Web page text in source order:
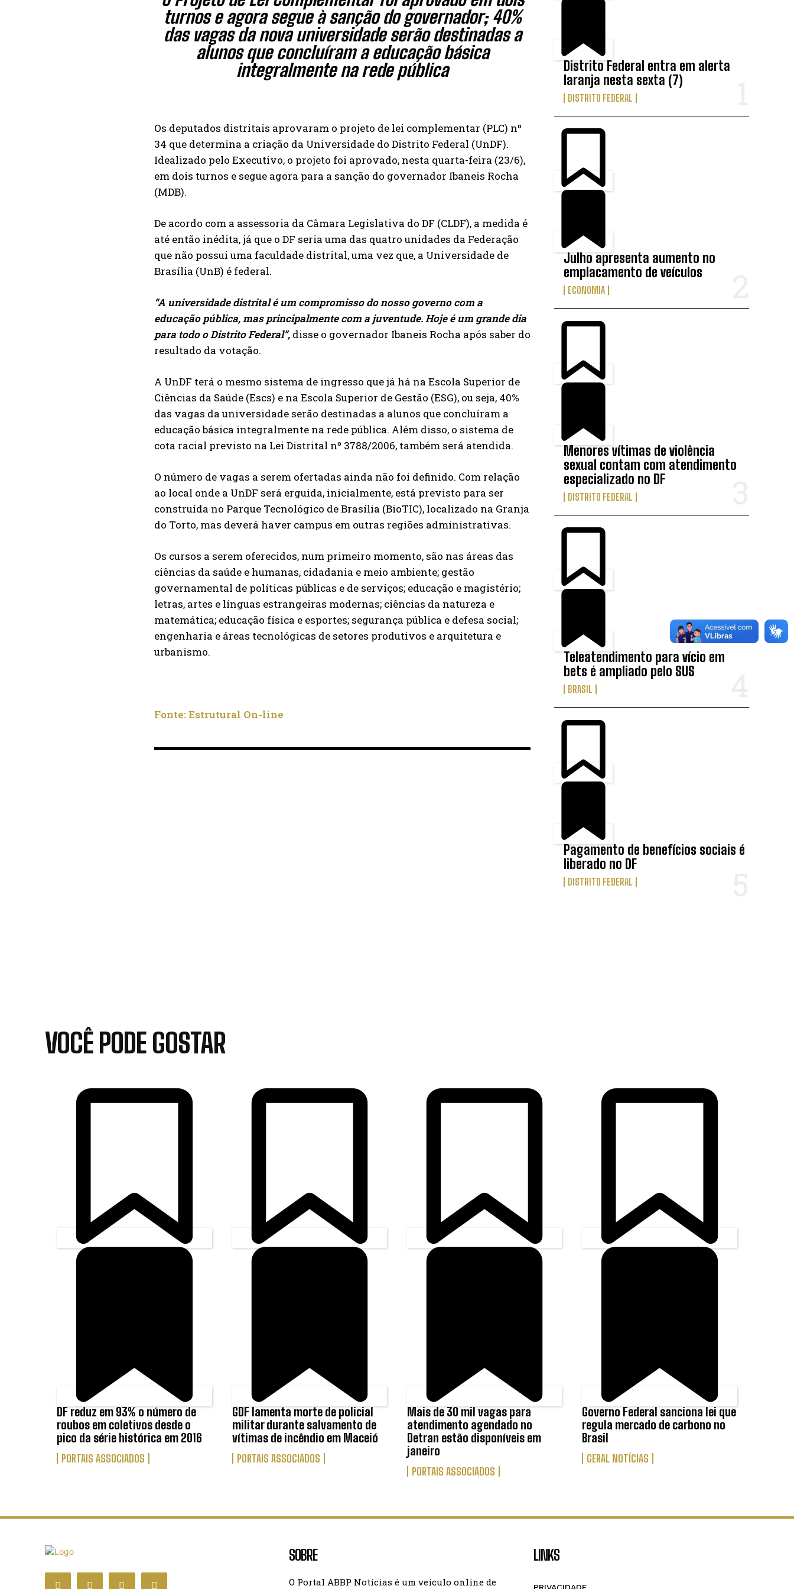
turnos e agora segue à sanção do governador; 40%
das vagas da nova universidade serão destinadas a
alunos que concluíram a educação básica
integralmente na rede pública
Os deputados distritais aprovaram o projeto de lei complementar (PLC) nº
34 que determina a criação da Universidade do Distrito Federal (UnDF).
Idealizado pelo Executivo, o projeto foi aprovado, nesta quarta-feira (23/6),
em dois turnos e segue agora para a sanção do governador Ibaneis Rocha
(MDB).
De acordo com a assessoria da Câmara Legislativa do DF (CLDF), a medida é
até então inédita, já que o DF seria uma das quatro unidades da Federação
que não possui uma faculdade distrital, uma vez que, a Universidade de
Brasília (UnB) é federal.
“A universidade distrital é um compromisso do nosso governo com a
educação pública, mas principalmente com a juventude. Hoje é um grande dia
para todo o Distrito Federal”, disse o governador Ibaneis Rocha após saber do
resultado da votação.
A UnDF terá o mesmo sistema de ingresso que já há na Escola Superior de
Ciências da Saúde (Escs) e na Escola Superior de Gestão (ESG), ou seja, 40%
das vagas da universidade serão destinadas a alunos que concluíram a
educação básica integralmente na rede pública. Além disso, o sistema de
cota racial previsto na Lei Distrital nº 3788/2006, também será atendida.
O número de vagas a serem ofertadas ainda não foi definido. Com relação
ao local onde a UnDF será erguida, inicialmente, está previsto para ser
construída no Parque Tecnológico de Brasília (BioTIC), localizado na Granja
do Torto, mas deverá haver campus em outras regiões administrativas.
Os cursos a serem oferecidos, num primeiro momento, são nas áreas das
ciências da saúde e humanas, cidadania e meio ambiente; gestão
governamental de políticas públicas e de serviços; educação e magistério;
letras, artes e línguas estrangeiras modernas; ciências da natureza e
matemática; educação física e esportes; segurança pública e defesa social;
engenharia e áreas tecnológicas de setores produtivos e arquitetura e
urbanismo.
Fonte: Estrutural On-line
Distrito Federal entra em alerta
laranja nesta sexta (7)
DISTRITO FEDERAL
Julho apresenta aumento no
emplacamento de veículos
ECONOMIA
Menores vítimas de violência
sexual contam com atendimento
especializado no DF
DISTRITO FEDERAL
Teleatendimento para vício em
bets é ampliado pelo SUS
BRASIL
Pagamento de benefícios sociais é
liberado no DF
DISTRITO FEDERAL
VOCÊ PODE GOSTAR
DF reduz em 93% o número de
roubos em coletivos desde o
pico da série histórica em 2016
PORTAIS ASSOCIADOS
GDF lamenta morte de policial
militar durante salvamento de
vítimas de incêndio em Maceió
PORTAIS ASSOCIADOS
Mais de 30 mil vagas para
atendimento agendado no
Detran estão disponíveis em
janeiro
PORTAIS ASSOCIADOS
Governo Federal sanciona lei que
regula mercado de carbono no
Brasil
GERAL NOTÍCIAS
SOBRE
O Portal ABBP Notícias é um veículo online de
LINKS